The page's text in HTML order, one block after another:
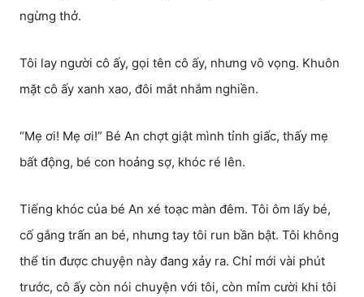
ngừng thở.
Tôi lay người cô ấy, gọi tên cô ấy, nhưng vô vọng. Khuôn
mặt cô ấy xanh xao, đôi mắt nhắm nghiền.
“Mẹ ơi! Mẹ ơi!” Bé An chợt giật mình tỉnh giấc, thấy mẹ
bất động, bé con hoảng sợ, khóc ré lên.
Tiếng khóc của bé An xé toạc màn đêm. Tôi ôm lấy bé,
cố gắng trấn an bé, nhưng tay tôi run bần bật. Tôi không
thể tin được chuyện này đang xảy ra. Chỉ mới vài phút
trước, cô ấy còn nói chuyện với tôi, còn mỉm cười khi tôi